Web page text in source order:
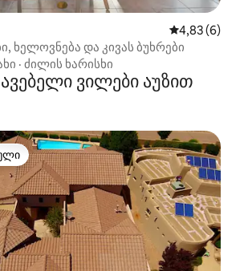
საშუალო
4,83 (6)
ხელოვნება და კივას ბუხრები
· ძილის ხარისხი
ვილები აუზით
მოწინავე ვარიანტი